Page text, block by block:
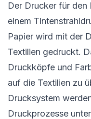
Der Drucker für den
einem
Papier wird mit der
Textilien gedruckt.
Druckköpfe und
auf die Textilien zu
Drucksystem
Druckprozesse